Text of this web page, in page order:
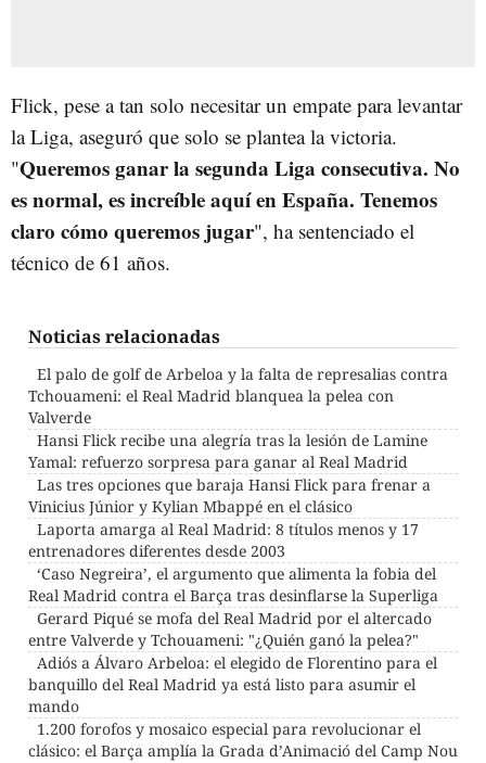
Flick, pese a tan solo necesitar un empate para levantar
la Liga, aseguró que solo se plantea la victoria.
"Queremos ganar la segunda Liga consecutiva. No
es normal, es increíble aquí en España. Tenemos
claro cómo queremos jugar", ha sentenciado el
técnico de 61 años.
Noticias relacionadas
El palo de golf de Arbeloa y la falta de represalias contra
Tchouameni: el Real Madrid blanquea la pelea con
Valverde
Hansi Flick recibe una alegría tras la lesión de Lamine
Yamal: refuerzo sorpresa para ganar al Real Madrid
Las tres opciones que baraja Hansi Flick para frenar a
Vinicius Júnior y Kylian Mbappé en el clásico
Laporta amarga al Real Madrid: 8 títulos menos y 17
entrenadores diferentes desde 2003
‘Caso Negreira’, el argumento que alimenta la fobia del
Real Madrid contra el Barça tras desinflarse la Superliga
Gerard Piqué se mofa del Real Madrid por el altercado
entre Valverde y Tchouameni: "¿Quién ganó la pelea?"
Adiós a Álvaro Arbeloa: el elegido de Florentino para el
banquillo del Real Madrid ya está listo para asumir el
mando
1.200 forofos y mosaico especial para revolucionar el
clásico: el Barça amplía la Grada d’Animació del Camp Nou